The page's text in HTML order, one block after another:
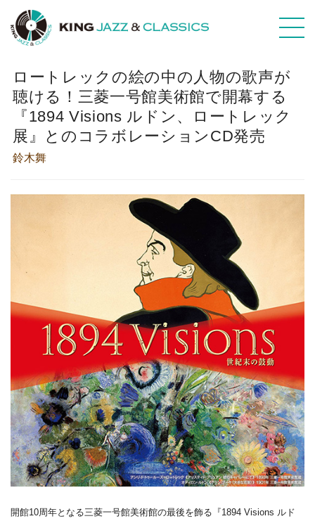
ロートレックの絵の中の人物の歌声が
聴ける！三菱一号館美術館で開幕する
『1894 Visions ルドン、ロートレック
展』とのコラボレーションCD発売
鈴木舞
開館10周年となる三菱一号館美術館の最後を飾る『1894 Visions ルド